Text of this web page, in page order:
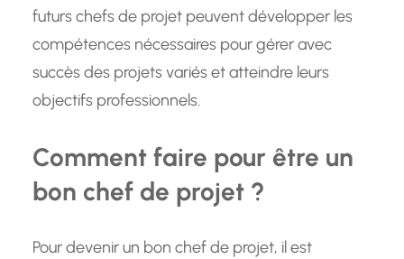
futurs chefs de projet peuvent développer les
compétences nécessaires pour gérer avec
succès des projets variés et atteindre leurs
objectifs professionnels.
Comment faire pour être un
bon chef de projet ?
Pour devenir un bon chef de projet, il est